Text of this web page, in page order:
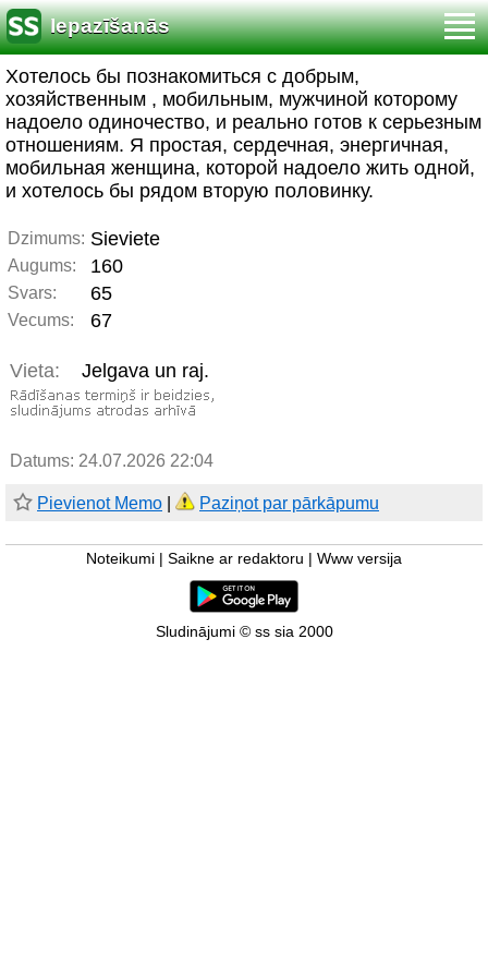
Iepazīšanās
Хотелось бы познакомиться с добрым,
хозяйственным , мобильным, мужчиной которому
надоело одиночество, и реально готов к серьезным
отношениям. Я простая, сердечная, энергичная,
мобильная женщина, которой надоело жить одной,
и хотелось бы рядом вторую половинку.
Dzimums: Sieviete
Augums: 160
Svars: 65
Vecums: 67
Vieta: Jelgava un raj.
Datums: 24.07.2026 22:04
Pievienot Memo Paziņot par pārkāpumu
Noteikumi Saikne ar redaktoru Www versija
Sludinājumi © ss sia 2000